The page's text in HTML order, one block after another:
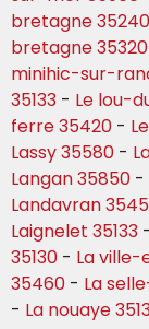
bretagne 35240
bretagne 35320
minihic-sur-
35133 - Le lou-
ferre 35420 -
Lassy 35580 -
Langan 35850 -
Landavran
Laignelet 35133 -
35130 - La ville-
35460 - La
- La nouaye